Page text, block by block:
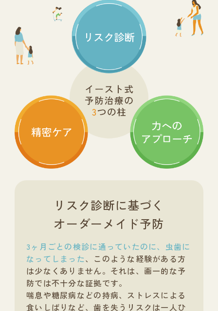
リスク診断に基づく
オーダーメイド予防
3ヶ月ごとの検診に通っていたのに、虫歯に
なってしまった、このような経験がある方
は少なくありません。それは、画一的な予
防では不十分な証拠です。
喘息や糖尿病などの持病、ストレスによる
食いしばりなど、歯を失うリスクは一人ひ